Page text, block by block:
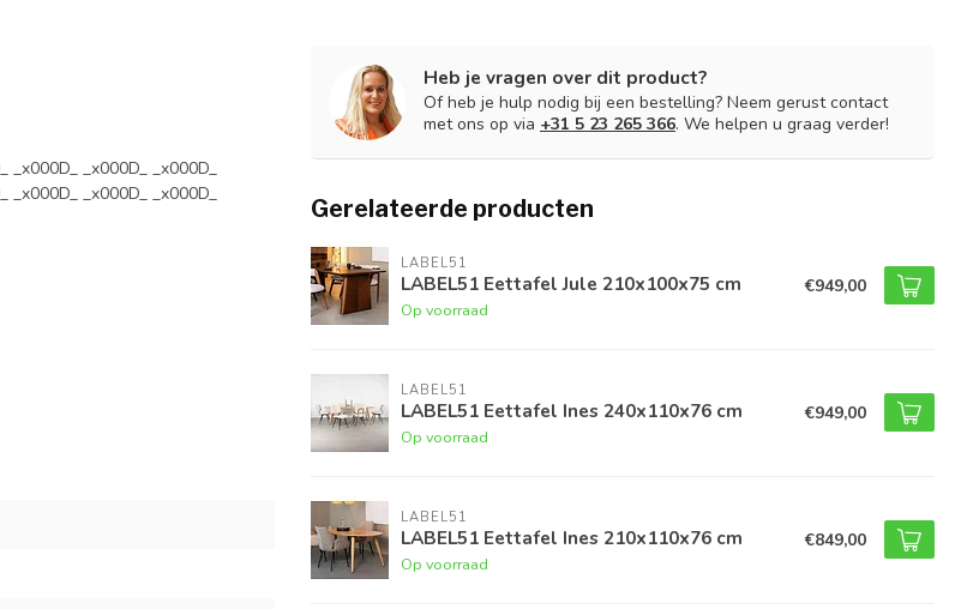
_x000D_ _x000D_ _x000D_
_x000D_ _x000D_ _x000D_
Heb je vragen over dit product?
Of heb je hulp nodig bij een bestelling? Neem gerust contact
met ons op via +31 5 23 265 366. We helpen u graag verder!
Gerelateerde producten
LABEL51
LABEL51 Eettafel Jule 210x100x75 cm
Op voorraad
€949,00
LABEL51
LABEL51 Eettafel Ines 240x110x76 cm
Op voorraad
€949,00
LABEL51
LABEL51 Eettafel Ines 210x110x76 cm
Op voorraad
€849,00